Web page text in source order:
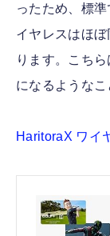
ったため、標
イヤレスはほ
ります。こち
になるようなこ
HaritoraX ワイ